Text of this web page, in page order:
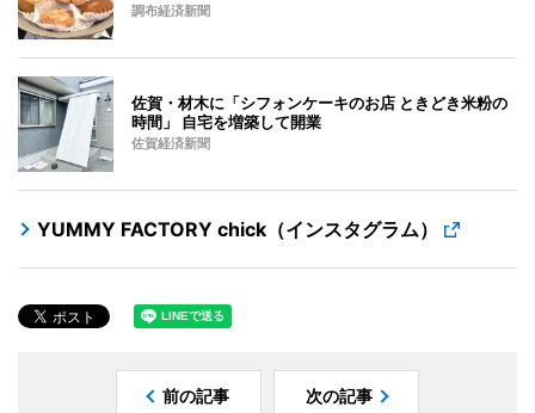
調布経済新聞
佐賀・材木に「シフォンケーキのお店 ときどき米粉の
時間」 自宅を増築して開業
佐賀経済新聞
YUMMY FACTORY chick（インスタグラム）
前の記事 次の記事